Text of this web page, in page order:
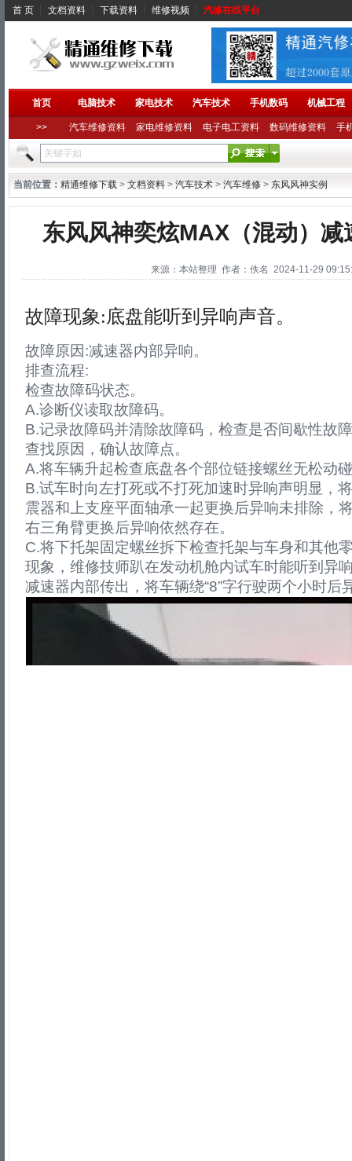
首 页 ┆ 文档资料 ┆ 下载资料 ┆ 维修视频 ┆ 汽修在线平台
首页 电脑技术 家电技术 汽车技术 手机数码 机械工程
>> 汽车维修资料 家电维修资料 电子电工资料 数码维修资料 手
当前位置： 精通维修下载 > 文档资料 > 汽车技术 > 汽车维修 > 东风风神实例
东风风神奕炫MAX（混动）减
来源：本站整理 作者：佚名 2024-11-29
故障现象:底盘能听到异响声音。
故障原因:减速器内部异响。
排查流程:
检查故障码状态。
A.诊断仪读取故障码。
B.记录故障码并清除故障码，检查是否间歇性故
查找原因，确认故障点。
A.将车辆升起检查底盘各个部位链接螺丝无松动
B.试车时向左打死或不打死加速时异响声明显，
震器和上支座平面轴承一起更换后异响未排除，
右三角臂更换后异响依然存在。
C.将下托架固定螺丝拆下检查托架与车身和其他
现象，维修技师趴在发动机舱内试车时能听到异
减速器内部传出，将车辆绕“8”字行驶两个小时后